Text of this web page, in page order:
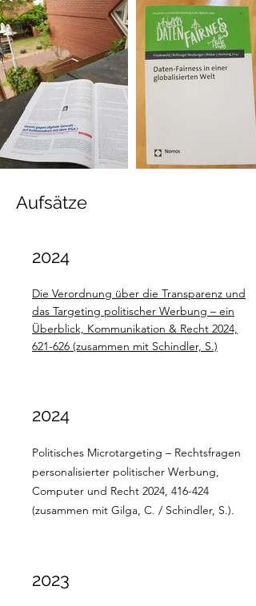
Aufsätze
2024
Die Verordnung über die Transparenz und
das Targeting politischer Werbung – ein
Überblick, Kommunikation & Recht 2024,
621-626 (zusammen mit Schindler, S.)
2024
Politisches Microtargeting – Rechtsfragen
personalisierter politischer Werbung,
Computer und Recht 2024, 416-424
(zusammen mit Gilga, C. / Schindler, S.).
2023